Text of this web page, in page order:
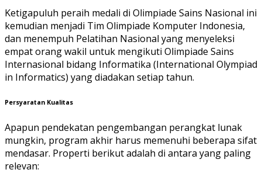
Ketigapuluh peraih medali di Olimpiade Sains Nasional ini
kemudian menjadi Tim Olimpiade Komputer Indonesia,
dan menempuh Pelatihan Nasional yang menyeleksi
empat orang wakil untuk mengikuti Olimpiade Sains
Internasional bidang Informatika (International Olympiad
in Informatics) yang diadakan setiap tahun.
Persyaratan Kualitas
Apapun pendekatan pengembangan perangkat lunak
mungkin, program akhir harus memenuhi beberapa sifat
mendasar. Properti berikut adalah di antara yang paling
relevan: